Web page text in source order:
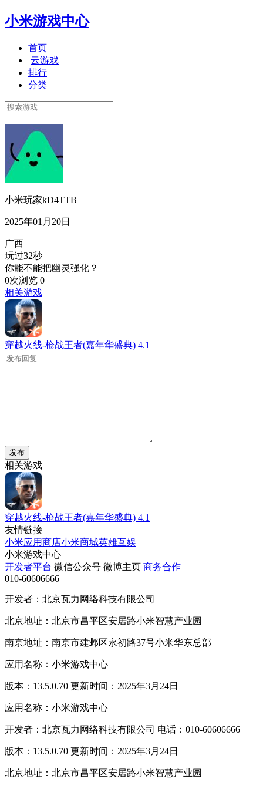
小米游戏中心
首页
云游戏
排行
分类
小米玩家kD4TTB
2025年01月20日
广西
玩过32秒
你能不能把幽灵强化？
0次浏览 0
相关游戏
穿越火线-枪战王者(嘉年华盛典) 4.1
发布
相关游戏
穿越火线-枪战王者(嘉年华盛典) 4.1
友情链接
小米应用商店小米商城英雄互娱
小米游戏中心
开发者平台 微信公众号 微博主页 商务合作
010-60606666
开发者：北京瓦力网络科技有限公司
北京地址：北京市昌平区安居路小米智慧产业园
南京地址：南京市建邺区永初路37号小米华东总部
应用名称：小米游戏中心
版本：13.5.0.70 更新时间：2025年3月24日
应用名称：小米游戏中心
开发者：北京瓦力网络科技有限公司 电话：010-60606666
版本：13.5.0.70 更新时间：2025年3月24日
北京地址：北京市昌平区安居路小米智慧产业园